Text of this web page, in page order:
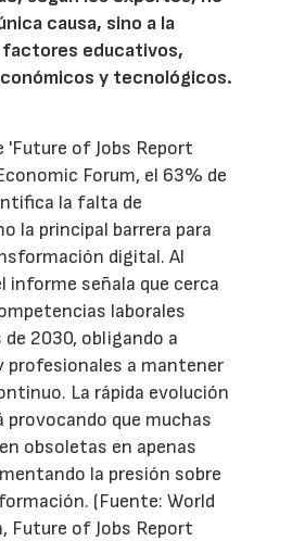
causa, sino a la
educativos,
y tecnológicos.
'Future of Jobs Report
Forum, el 63% de
la falta de
la principal barrera para
digital. Al
informe señala que cerca
laborales
2030, obligando a
profesionales a mantener
La rápida evolución
que muchas
obsoletas en apenas
la presión sobre
(Fuente: World
Future of Jobs Report